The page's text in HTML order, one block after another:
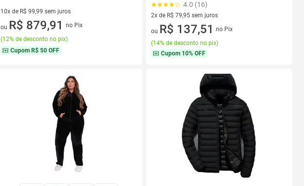
10x de R$ 99,99 sem juros
10 vez de R$ 99,99 sem juros
ou R$ 879,91
no Pix
(12% de desconto no pix)
Cupom R$ 50 OFF
4.0 (16)
2x de R$ 79,95 sem juros
2 vez de R$ 79,95 sem juros
ou R$ 137,51
no Pix
(14% de desconto no pix)
Cupom 10% OFF